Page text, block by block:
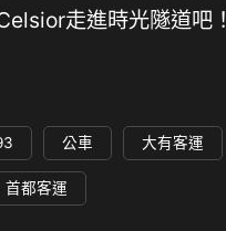
走進時光隧道吧！
公車 大有客運
首都客運